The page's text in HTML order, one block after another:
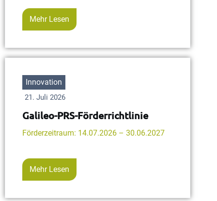
Mehr Lesen
Innovation
21. Juli 2026
Galileo-PRS-Förderrichtlinie
Förderzeitraum: 14.07.2026 – 30.06.2027
Mehr Lesen